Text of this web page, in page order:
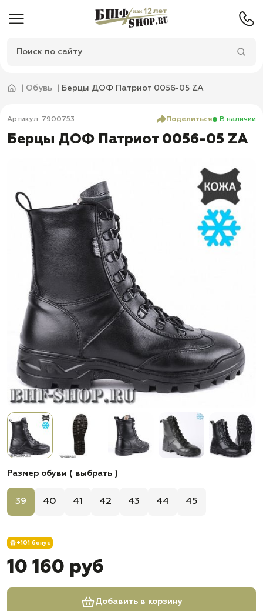
Обувь Берцы ДОФ Патриот 0056-05 ZA
Артикул: 7900753 Поделиться В наличии
Берцы ДОФ Патриот 0056-05 ZA
Размер обуви ( выбрать )
39 40 41 42 43 44 45
+101 бонус
10 160 руб
Добавить в корзину